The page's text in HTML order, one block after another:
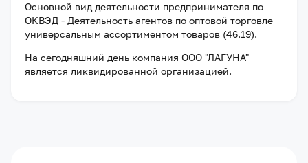
Основной вид деятельности предпринимателя по
ОКВЭД - Деятельность агентов по оптовой торговле
универсальным ассортиментом товаров (46.19).
На сегодняшний день компания ООО "ЛАГУНА"
является ликвидированной организацией.